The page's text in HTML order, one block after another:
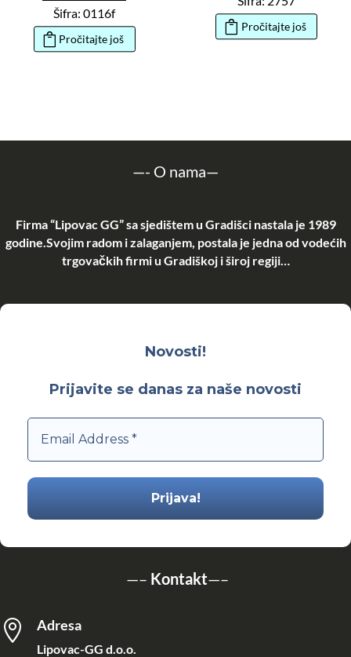
Šifra: 0116f
Pročitajte još
Pročitajte još
—- O nama—
Firma “Lipovac GG” sa sjedištem u Gradišci nastala je 1989
godine.Svojim radom i zalaganjem, postala je jedna od vodećih
trgovačkih firmi u Gradiškoj i široj regiji…
Novosti!
Prijavite se danas za naše novosti
—– Kontakt—–
 Adresa
Lipovac-GG d.o.o.